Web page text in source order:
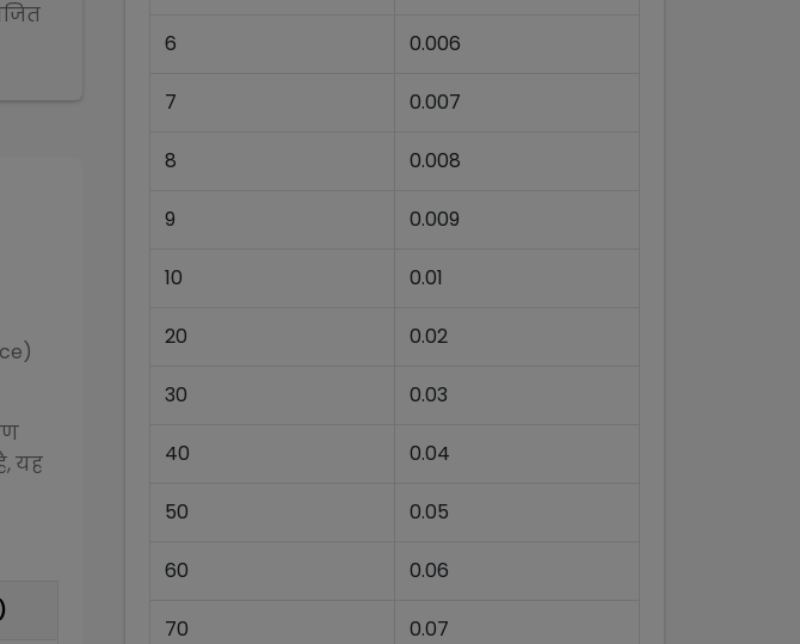
यह
6 0.006
7 0.007
8 0.008
9 0.009
10 0.01
20 0.02
30 0.03
40 0.04
50 0.05
60 0.06
70 0.07